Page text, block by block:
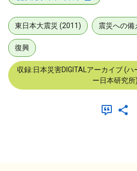
東日本大震災 (2011) 震災への備
復興
収録:日本災害DIGITALアーカイブ (
ー日本研究所)